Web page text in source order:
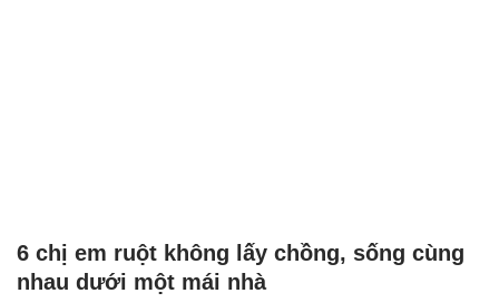
6 chị em ruột không lấy chồng, sống cùng
nhau dưới một mái nhà